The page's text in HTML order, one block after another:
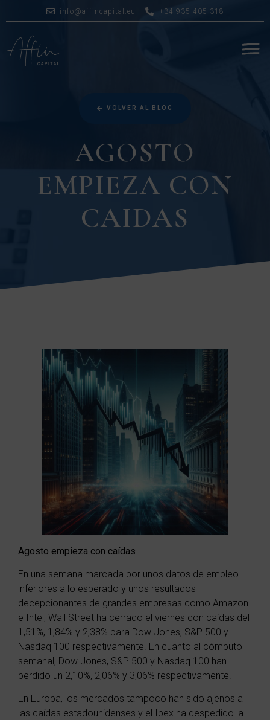
info@affincapital.eu +34 935 405 318
VOLVER AL BLOG
AGOSTO
EMPIEZA CON
CAIDAS
Agosto empieza con caídas
En una semana marcada por unos datos de empleo
inferiores a lo esperado y unos resultados
decepcionantes de grandes empresas como Amazon
e Intel, Wall Street ha cerrado el viernes con caídas del
1,51%, 1,84% y 2,38% para Dow Jones, S&P 500 y
Nasdaq 100 respectivamente. En cuanto al cómputo
semanal, Dow Jones, S&P 500 y Nasdaq 100 han
perdido un 2,10%, 2,06% y 3,06% respectivamente.
En Europa, los mercados tampoco han sido ajenos a
las caídas estadounidenses y e l Ibex ha despedido la